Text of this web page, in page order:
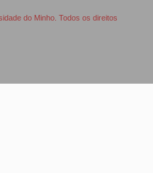
do Minho. Todos os direitos